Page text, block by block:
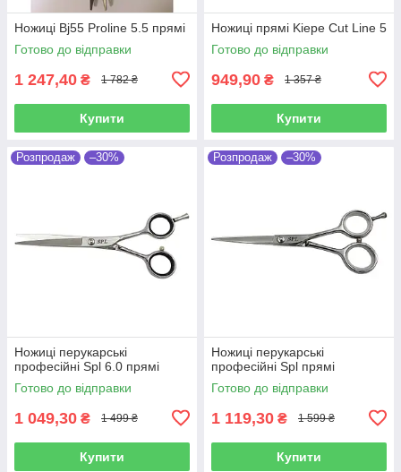
Ножиці Bj55 Proline 5.5 прямі
Готово до відправки
1 247,40 ₴ 1 782 ₴
Купити
Ножиці прямі Kiepe Cut Line 5
Готово до відправки
949,90 ₴ 1 357 ₴
Купити
Розпродаж –30%
Ножиці перукарські
професійні Spl 6.0 прямі
Готово до відправки
1 049,30 ₴ 1 499 ₴
Купити
Розпродаж –30%
Ножиці перукарські
професійні Spl прямі
Готово до відправки
1 119,30 ₴ 1 599 ₴
Купити